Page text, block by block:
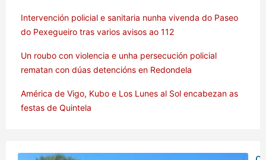
Intervención policial e sanitaria nunha vivenda do Paseo
do Pexegueiro tras varios avisos ao 112
Un roubo con violencia e unha persecución policial
rematan con dúas detencións en Redondela
América de Vigo, Kubo e Los Lunes al Sol encabezan as
festas de Quintela